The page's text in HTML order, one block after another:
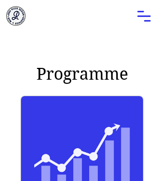
Programme